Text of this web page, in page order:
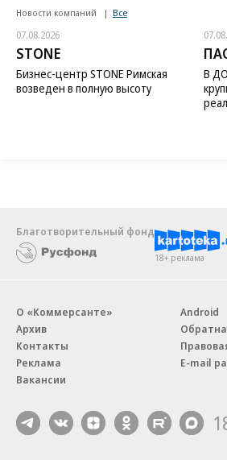
Новости компаний Все
07.08.2026
STONE
Бизнес-центр STONE Римская
возведен в полную высоту
В
Благотворительный фонд
18+ реклама
О «Коммерсанте»
Архив
Контакты
Реклама
Вакансии
Android
E-mail